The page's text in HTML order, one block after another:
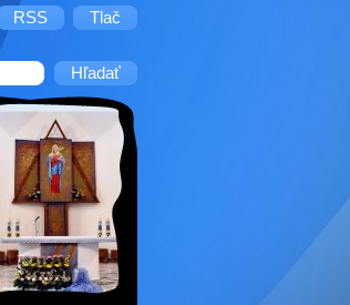
RSS Tlač